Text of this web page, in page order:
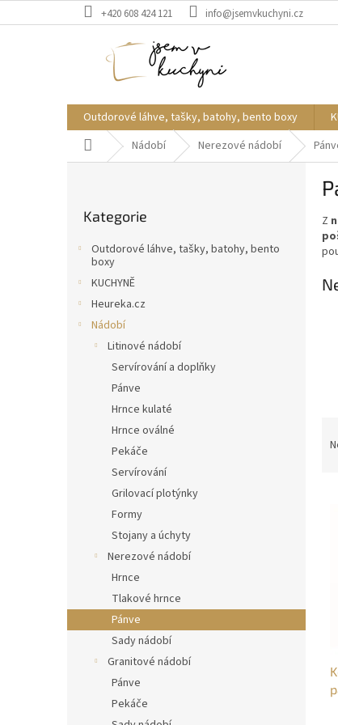
na
+420 608 424 121 info@jsemvkuchyni.cz
Outdorové láhve, tašky, batohy, bento boxy
Domů Nádobí Nerezové nádobí
kategorie
Kategorie
Outdorové láhve, tašky, batohy, bento
boxy
KUCHYNĚ
Heureka.cz
Nádobí
Litinové nádobí
Servírování a doplňky
Pánve
Hrnce kulaté
Hrnce oválné
Pekáče
Servírování
Grilovací plotýnky
Formy
Stojany a úchyty
Nerezové nádobí
Hrnce
Tlakové hrnce
Pánve
Sady nádobí
Granitové nádobí
Pánve
Pekáče
Z